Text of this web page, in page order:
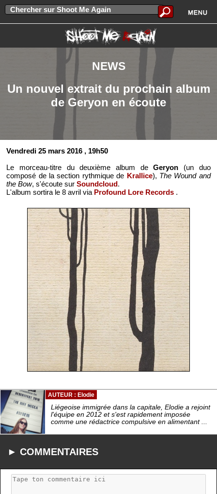
NEWS
Un nouvel extrait du prochain album
de Geryon en écoute
Vendredi 25 mars 2016 , 19h50
Le morceau-titre du deuxième album deGeryon (un duo
composé de la section rythmique de Krallice), The Wound and
the Bow, s'écoute surSoundcloud.
L'album sortira le 8 avril via Profound Lore Records .
AUTEUR : Elodie
Liégeoise immigrée dans la capitale, Elodie a rejoint
l'équipe en 2012 et s'est rapidement imposée
comme une rédactrice compulsive en alimentant ...
► COMMENTAIRES